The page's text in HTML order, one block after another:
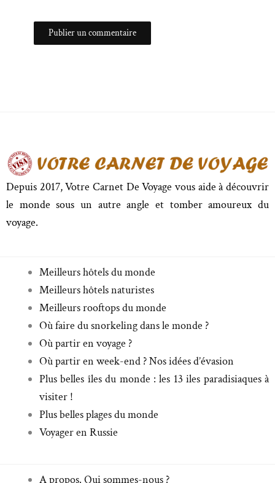
Depuis 2017, Votre Carnet De Voyage vous aide à découvrir
le monde sous un autre angle et tomber amoureux du
voyage.
Meilleurs hôtels du monde
Meilleurs hôtels naturistes
Meilleurs rooftops du monde
Où faire du snorkeling dans le monde ?
Où partir en voyage ?
Où partir en week-end ? Nos idées d’évasion
Plus belles îles du monde : les 13 iles paradisiaques à
visiter !
Plus belles plages du monde
Voyager en Russie
A propos. Qui sommes-nous ?